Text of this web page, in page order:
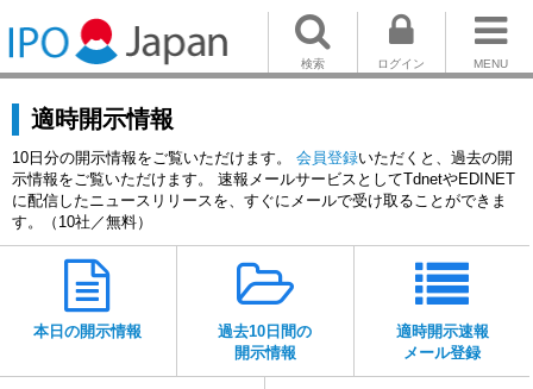
MENU
ログイン
検索
適時開示情報
10日分の開示情報をご覧いただけます。 会員登録いただくと、過去の開
示情報をご覧いただけます。 速報メールサービスとしてTdnetやEDINET
に配信したニュースリリースを、すぐにメールで受け取ることができま
す。（10社／無料）
本日の開示情報
過去10日間の
開示情報
適時開示速報
メール登録